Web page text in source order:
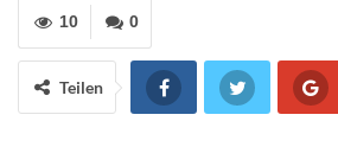
0
10
Teilen